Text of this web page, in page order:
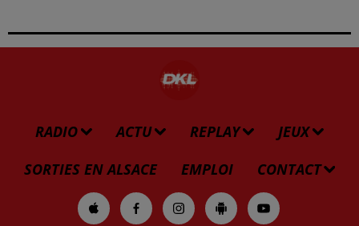
RADIO ACTU REPLAY
JEUX
SORTIES EN ALSACE
EMPLOI CONTACT